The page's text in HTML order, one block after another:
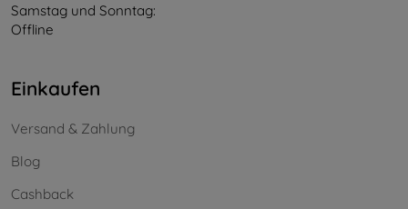
Samstag und Sonntag:
Offline
Einkaufen
Versand & Zahlung
Blog
Cashback